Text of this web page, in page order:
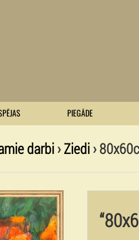
PIEGĀDE
darbi›Ziedi›